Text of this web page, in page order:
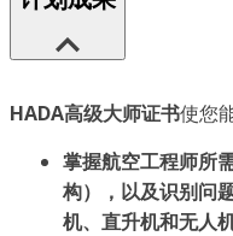
HADA高级大师证书使您
掌握航空工程师所
构），以及识别问
机、直升机和无人